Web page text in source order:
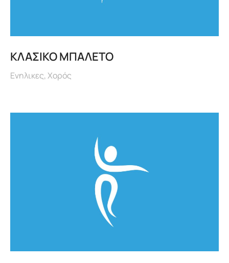
ΚΛΑΣΙΚΟ ΜΠΑΛΕΤΟ
Ενηλικες,Χορός